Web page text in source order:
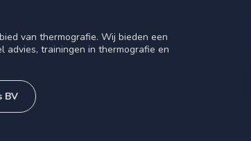
van thermografie. Wij bieden een
advies, trainingen in thermografie en
BV